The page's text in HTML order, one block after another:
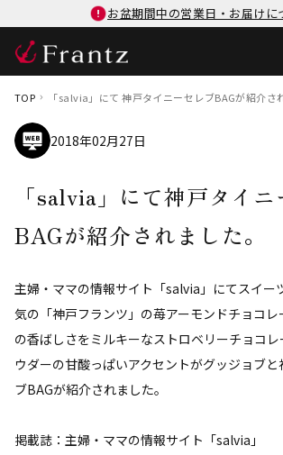
お盆期間中の営業日・お届けに
TOP 「salvia」にて 神戸タイニーセレブBAGが紹介さ
2018年02月27日
「salvia」にて神戸タイ
BAGが紹介されました。
主婦・ママの情報サイト「salvia」にてスイー
気の「神戸フランツ」の苺アーモンドチョコレ
の香ばしさをミルキーなストロベリーチョコ
ウダーの甘酸っぱいアクセントがグッジョブ
ブBAGが紹介されました。
掲載誌：主婦・ママの情報サイト「salvia」